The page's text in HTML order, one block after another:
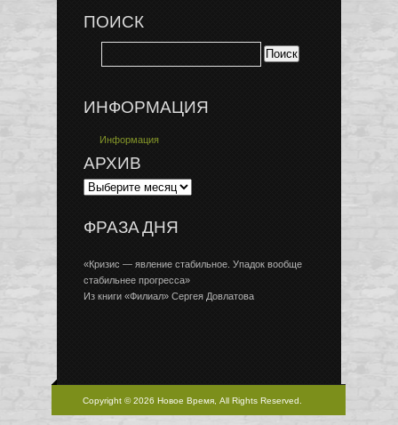
ПОИСК
ИНФОРМАЦИЯ
Информация
АРХИВ
ФРАЗА ДНЯ
«Кризис — явление стабильное. Упадок вообще
стабильнее прогресса»
Из книги «Филиал» Сергея Довлатова
Copyright © 2026 Новое Время, All Rights Reserved.